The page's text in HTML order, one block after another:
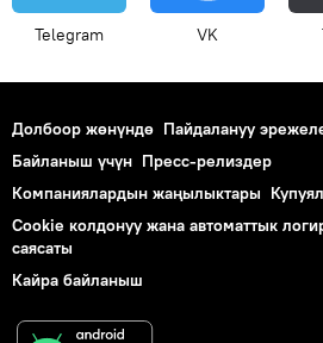
Telegram VK
Долбоор жөнүндө Пайдалануу
Байланыш үчүн Пресс-релиздер
Компаниялардын жаңылыктары
Cookie колдонуу жана автоматтык
саясаты
Кайра байланыш